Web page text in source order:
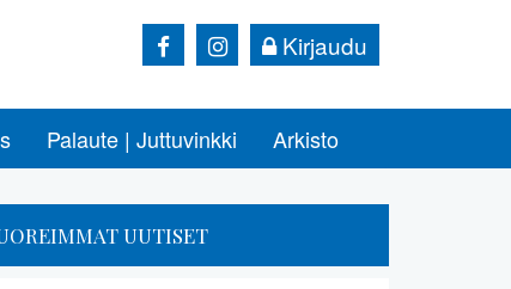
Kirjaudu
Palaute | Juttuvinkki Arkisto
UUTISET